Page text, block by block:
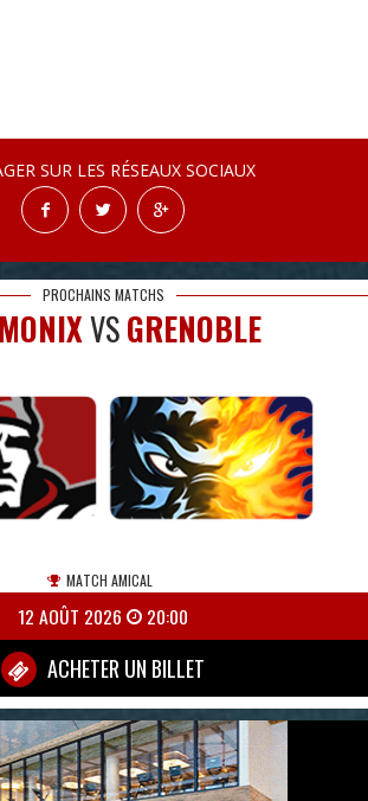
SUR LES RÉSEAUX SOCIAUX
PROCHAINS MATCHS
VSGRENOBLE
MATCH AMICAL
12 AOÛT 2026 20:00
ACHETER UN BILLET